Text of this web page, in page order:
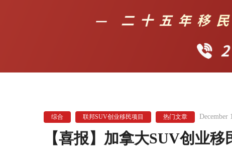
综合 联邦SUV创业移民项目 热门文章 December
【喜报】加拿大SUV创业